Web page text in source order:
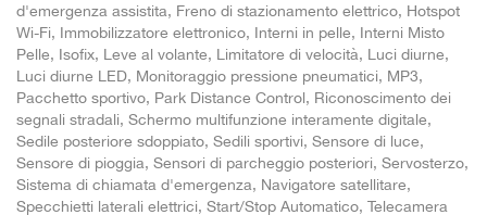
d'emergenza assistita, Freno di stazionamento elettrico, Hotspot
Wi-Fi, Immobilizzatore elettronico, Interni in pelle, Interni Misto
Pelle, Isofix, Leve al volante, Limitatore di velocità, Luci diurne,
Luci diurne LED, Monitoraggio pressione pneumatici, MP3,
Pacchetto sportivo, Park Distance Control, Riconoscimento dei
segnali stradali, Schermo multifunzione interamente digitale,
Sedile posteriore sdoppiato, Sedili sportivi, Sensore di luce,
Sensore di pioggia, Sensori di parcheggio posteriori, Servosterzo,
Sistema di chiamata d'emergenza, Navigatore satellitare,
Specchietti laterali elettrici, Start/Stop Automatico, Telecamera